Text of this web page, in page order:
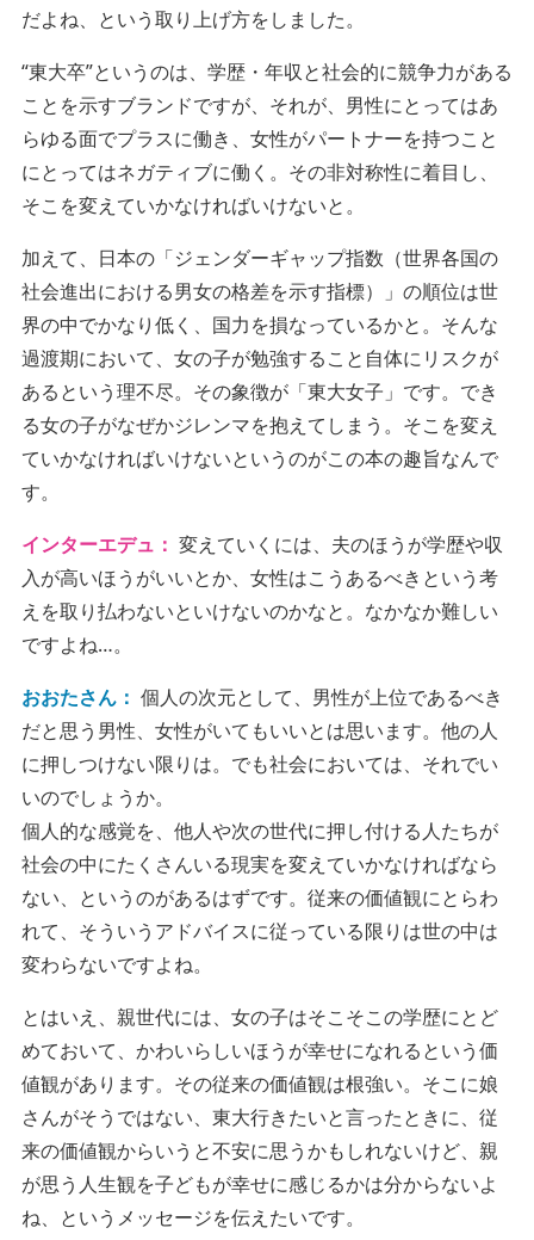
だよね、という取り上げ方をしました。
“東大卒”というのは、学歴・年収と社会的に競争力がある
ことを示すブランドですが、それが、男性にとってはあ
らゆる面でプラスに働き、女性がパートナーを持つこと
にとってはネガティブに働く。その非対称性に着目し、
そこを変えていかなければいけないと。
加えて、日本の「ジェンダーギャップ指数（世界各国の
社会進出における男女の格差を示す指標）」の順位は世
界の中でかなり低く、国力を損なっているかと。そんな
過渡期において、女の子が勉強すること自体にリスクが
あるという理不尽。その象徴が「東大女子」です。でき
る女の子がなぜかジレンマを抱えてしまう。そこを変え
ていかなければいけないというのがこの本の趣旨なんで
す。
インターエデュ： 変えていくには、夫のほうが学歴や収
入が高いほうがいいとか、女性はこうあるべきという考
えを取り払わないといけないのかなと。なかなか難しい
ですよね…。
おおたさん： 個人の次元として、男性が上位であるべき
だと思う男性、女性がいてもいいとは思います。他の人
に押しつけない限りは。でも社会においては、それでい
いのでしょうか。
個人的な感覚を、他人や次の世代に押し付ける人たちが
社会の中にたくさんいる現実を変えていかなければなら
ない、というのがあるはずです。従来の価値観にとらわ
れて、そういうアドバイスに従っている限りは世の中は
変わらないですよね。
とはいえ、親世代には、女の子はそこそこの学歴にとど
めておいて、かわいらしいほうが幸せになれるという価
値観があります。その従来の価値観は根強い。そこに娘
さんがそうではない、東大行きたいと言ったときに、従
来の価値観からいうと不安に思うかもしれないけど、親
が思う人生観を子どもが幸せに感じるかは分からないよ
ね、というメッセージを伝えたいです。